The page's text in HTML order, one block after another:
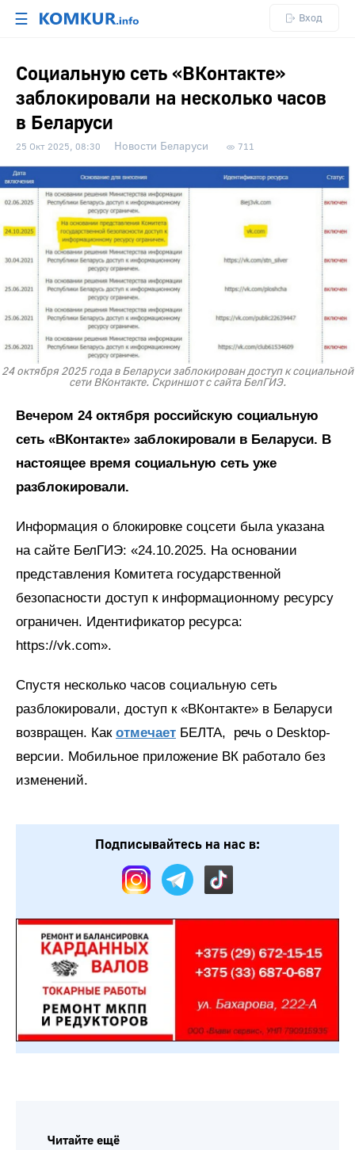
☰ Вход
Социальную сеть «ВКонтакте»
заблокировали на несколько часов
в Беларуси
25 Окт 2025, 08:30 Новости Беларуси 711
24 октября 2025 года в Беларуси заблокирован доступ к социальной
сети ВКонтакте. Скриншот с сайта БелГИЭ.
Вечером 24 октября российскую социальную
сеть «ВКонтакте» заблокировали в Беларуси. В
настоящее время социальную сеть уже
разблокировали.
Информация о блокировке соцсети была указана
на сайте БелГИЭ: «24.10.2025. На основании
представления Комитета государственной
безопасности доступ к информационному ресурсу
ограничен. Идентификатор ресурса:
https://vk.com».
Спустя несколько часов социальную сеть
разблокировали, доступ к «ВКонтакте» в Беларуси
возвращен. Как отмечает БЕЛТА, речь о Desktop-
версии. Мобильное приложение ВК работало без
изменений.
Подписывайтесь на нас в:
Читайте ещё